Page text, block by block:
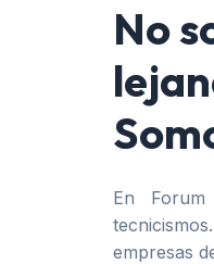
No
En
empresas